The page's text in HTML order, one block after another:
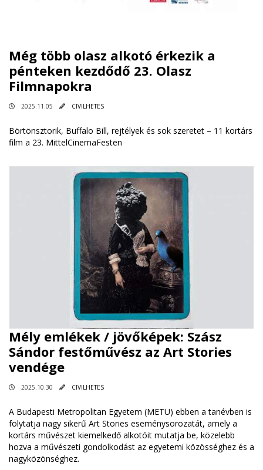
Még több olasz alkotó érkezik a
pénteken kezdődő 23. Olasz
Filmnapokra
2025.11.05 CIVILHETES
Börtönsztorik, Buffalo Bill, rejtélyek és sok szeretet – 11 kortárs
film a 23. MittelCinemaFesten
Mély emlékek / jövőképek: Szász
Sándor festőművész az Art Stories
vendége
2025.10.30 CIVILHETES
A Budapesti Metropolitan Egyetem (METU) ebben a tanévben is
folytatja nagy sikerű Art Stories eseménysorozatát, amely a
kortárs művészet kiemelkedő alkotóit mutatja be, közelebb
hozva a művészeti gondolkodást az egyetemi közösséghez és a
nagyközönséghez.